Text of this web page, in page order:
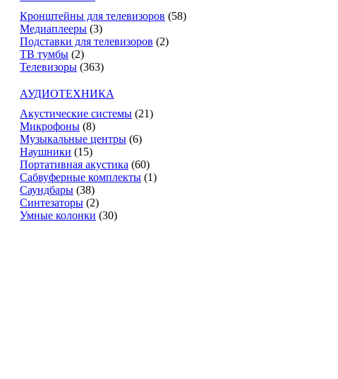
Кронштейны для телевизоров (58)
Медиаплееры (3)
Подставки для телевизоров (2)
ТВ тумбы (2)
Телевизоры (363)
АУДИОТЕХНИКА
Акустические системы (21)
Микрофоны (8)
Музыкальные центры (6)
Наушники (15)
Портативная акустика (60)
Сабвуферные комплекты (1)
Саундбары (38)
Синтезаторы (2)
Умные колонки (30)